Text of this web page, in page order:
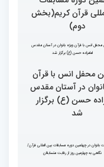
تصویری چهارمین
بخش برادران
دوره مسابقات
قرآن کریم(بخش
سوم)
تصویری چهارمین
قرآن کریم(بخش
دوم)